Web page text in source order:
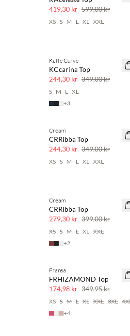
419,30 kr 599,00 kr
XS S M L XL XXL
SAVE20
Kaffe Curve
KCcarina Top
244,30 kr 349,00 kr
S M L XL
+3
SAVE20
Cream
CRRibba Top
244,30 kr 349,00 kr
XS S M L XL XXL
SAVE20
Cream
CRRibba Top
279,30 kr 399,00 kr
XS S M L XL XXL
+2
SAVE20
Fransa
FRHIZAMOND Top
174,98 kr 349,95 kr
XS S M L XL XXL 3XL
+4